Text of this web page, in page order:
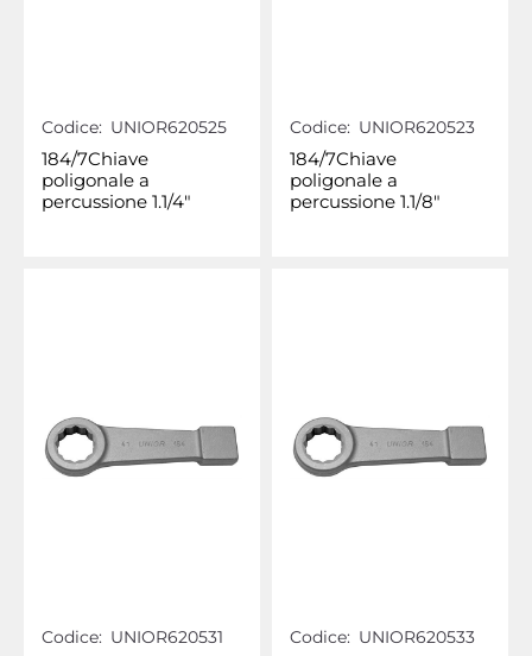
Codice: UNIOR620525
184/7Chiave
poligonale a
percussione 1.1/4"
Codice: UNIOR620523
184/7Chiave
poligonale a
percussione 1.1/8"
Codice: UNIOR620531 Codice: UNIOR620533